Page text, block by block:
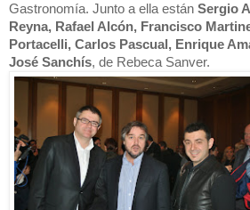
Gastronomía. Junto a ella están Sergio
Reyna, Rafael Alcón, Francisco
Portacelli, Carlos Pascual, Enrique
José Sanchís, de Rebeca Sanver.